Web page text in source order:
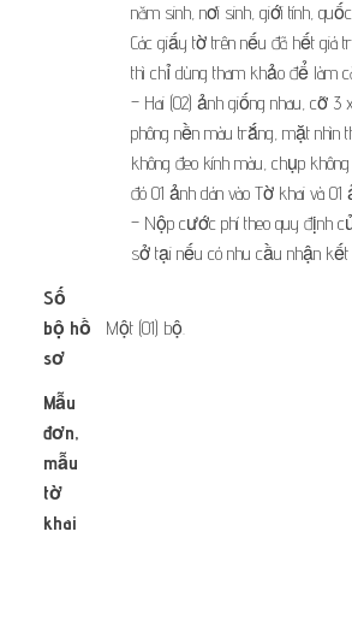
năm sinh, nơi sinh, giới tính,
Các giấy tờ trên nếu đã hết giá
thì chỉ dùng tham khảo để làm
– Hai (02) ảnh giống nhau, cỡ 3
phông nền màu trắng, mặt
không đeo kính màu, chụp
đó 01 ảnh dán vào Tờ khai và 01
– Nộp cước phí theo quy định
sở tại nếu có nhu cầu nhận
Số
bộ hồ
sơ
Một (01) bộ.
Mẫu
đơn,
mẫu
tờ
khai